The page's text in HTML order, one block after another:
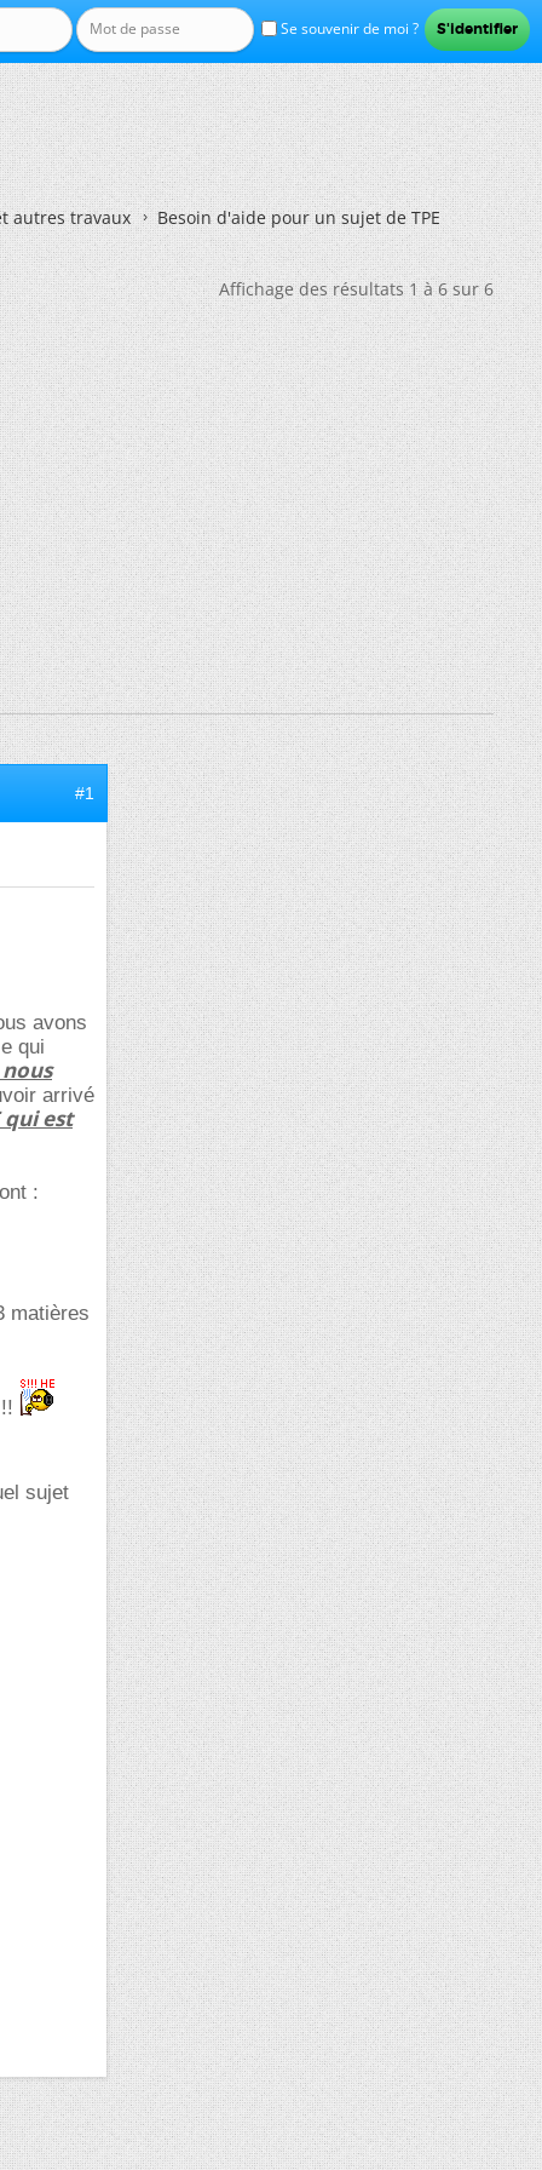
Se souvenir de moi ?
autres travaux Besoin d'aide pour un sujet de TPE
Affichage des résultats 1 à 6 sur 6
#1
avons
qui
arrivé
qui est
:
matières
sujet